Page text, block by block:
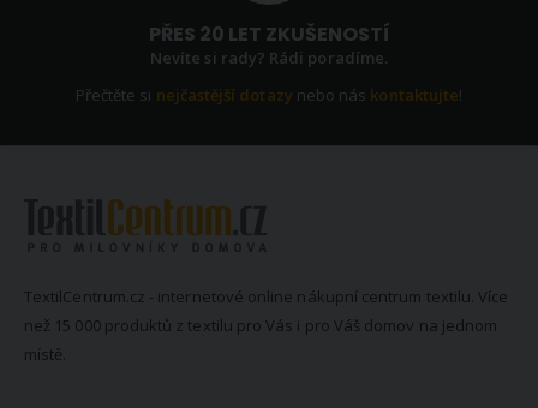
PŘES 20 LET ZKUŠENOSTÍ
Nevíte si rady? Rádi poradíme.
Přečtěte si nejčastější dotazy nebo nás kontaktujte!
TextilCentrum.cz - internetové online nákupní centrum textilu. Více
než 15 000 produktů z textilu pro Vás i pro Váš domov na jednom
místě.